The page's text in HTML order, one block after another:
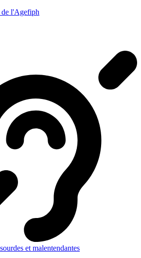
de l'Agefiph
et malentendantes